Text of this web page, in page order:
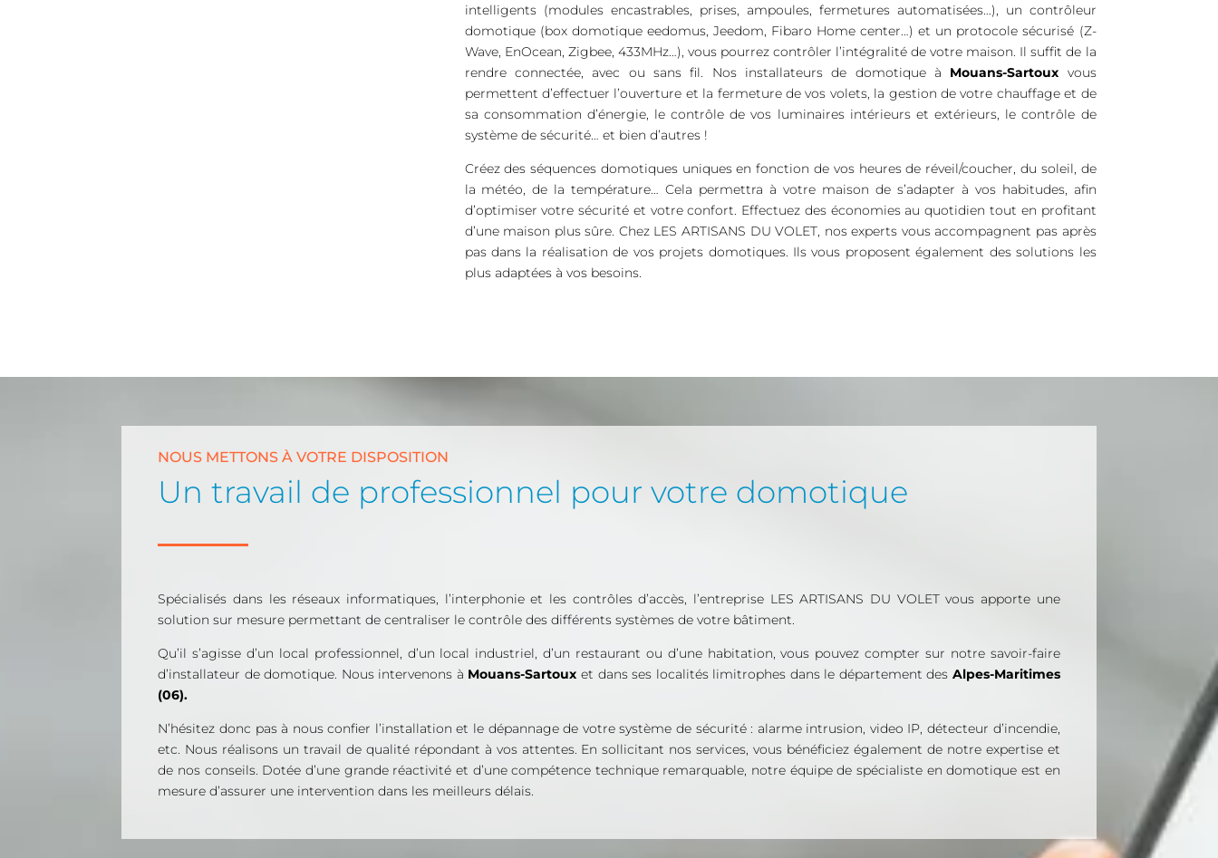
intelligents (modules encastrables, prises, ampoules, fermetures automatisées…), un contrôleur
domotique (box domotique eedomus, Jeedom, Fibaro Home center…) et un protocole sécurisé (Z-
Wave, EnOcean, Zigbee, 433MHz…), vous pourrez contrôler l’intégralité de votre maison. Il suffit de la
rendre connectée, avec ou sans fil. Nos installateurs de domotique à Mouans-Sartoux vous
permettent d’effectuer l’ouverture et la fermeture de vos volets, la gestion de votre chauffage et de
sa consommation d’énergie, le contrôle de vos luminaires intérieurs et extérieurs, le contrôle de
système de sécurité… et bien d’autres !
Créez des séquences domotiques uniques en fonction de vos heures de réveil/coucher, du soleil, de
la météo, de la température… Cela permettra à votre maison de s’adapter à vos habitudes, afin
d’optimiser votre sécurité et votre confort. Effectuez des économies au quotidien tout en profitant
d’une maison plus sûre. Chez LES ARTISANS DU VOLET, nos experts vous accompagnent pas après
pas dans la réalisation de vos projets domotiques. Ils vous proposent également des solutions les
plus adaptées à vos besoins.
NOUS METTONS À VOTRE DISPOSITION
Un travail de professionnel pour votre domotique
Spécialisés dans les réseaux informatiques, l’interphonie et les contrôles d’accès, l’entreprise LES ARTISANS DU VOLET vous apporte une
solution sur mesure permettant de centraliser le contrôle des différents systèmes de votre bâtiment.
Qu’il s’agisse d’un local professionnel, d’un local industriel, d’un restaurant ou d’une habitation, vous pouvez compter sur notre savoir-faire
d’installateur de domotique. Nous intervenons à Mouans-Sartoux et dans ses localités limitrophes dans le département des Alpes-Maritimes
(06).
N’hésitez donc pas à nous confier l’installation et le dépannage de votre système de sécurité : alarme intrusion, video IP, détecteur d’incendie,
etc. Nous réalisons un travail de qualité répondant à vos attentes. En sollicitant nos services, vous bénéficiez également de notre expertise et
de nos conseils. Dotée d’une grande réactivité et d’une compétence technique remarquable, notre équipe de spécialiste en domotique est en
mesure d’assurer une intervention dans les meilleurs délais.